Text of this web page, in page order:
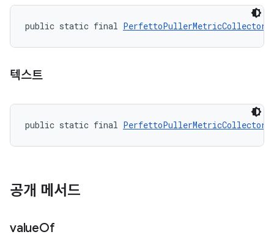
public static final
텍스트
public static final
공개 메서드
valueOf